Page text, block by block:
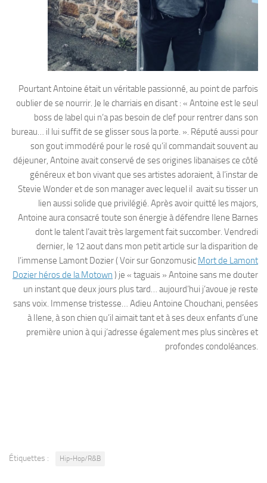
Pourtant Antoine était un véritable passionné, au point de parfois
oublier de se nourrir. Je le charriais en disant : « Antoine est le seul
boss de label qui n’a pas besoin de clef pour rentrer dans son
bureau… il lui suffit de se glisser sous la porte. ». Réputé aussi pour
son gout immodéré pour le rosé qu’il commandait souvent au
déjeuner, Antoine avait conservé de ses origines libanaises ce côté
généreux et bon vivant que ses artistes adoraient, à l’instar de
Stevie Wonder et de son manager avec lequel il avait su tisser un
lien aussi solide que privilégié. Après avoir quitté les majors,
Antoine aura consacré toute son énergie à défendre Ilene Barnes
dont le talent l’avait très largement fait succomber. Vendredi
dernier, le 12 aout dans mon petit article sur la disparition de
l’immense Lamont Dozier ( Voir sur Gonzomusic Mort de Lamont
Dozier héros de la Motown ) je « taguais » Antoine sans me douter
un instant que deux jours plus tard… aujourd’hui j’avoue je reste
sans voix. Immense tristesse… Adieu Antoine Chouchani, pensées
à Ilene, à son chien qu’il aimait tant et à ses deux enfants d’une
première union à qui j’adresse également mes plus sincères et
profondes condoléances.
Étiquettes : Hip-Hop/R&B